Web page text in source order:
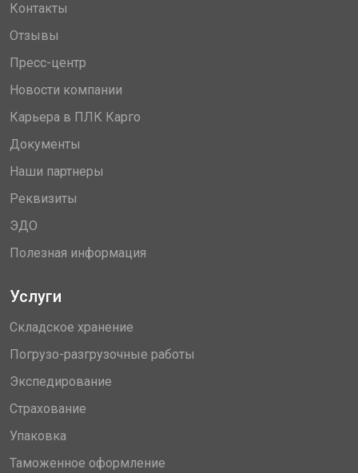
Контакты
Отзывы
Пресс-центр
Новости компании
Карьера в ПЛК Карго
Документы
Наши партнеры
Реквизиты
ЭДО
Полезная информация
Услуги
Складское хранение
Погрузо-разгрузочные работы
Экспедирование
Страхование
Упаковка
Таможенное оформление